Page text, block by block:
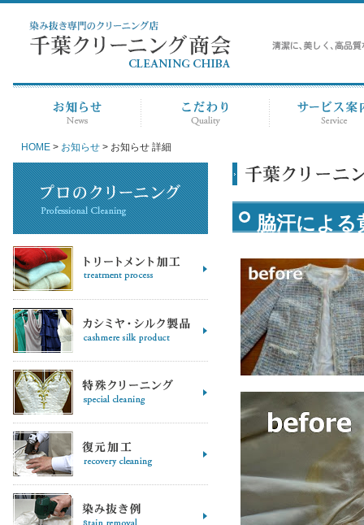
HOME > お知らせ > お知らせ 詳細
脇汗によ